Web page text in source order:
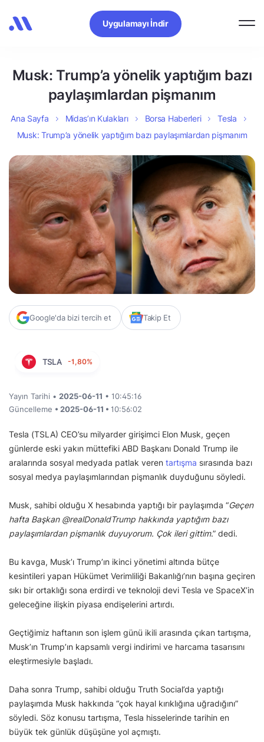
Uygulamayı İndir
Musk: Trump’a yönelik yaptığım bazı
paylaşımlardan pişmanım
Ana Sayfa Midas’ın Kulakları Borsa Haberleri
Tesla
Musk: Trump’a yönelik yaptığım bazı paylaşımlardan pişmanım
Google'da bizi tercih et Takip Et
TSLA -1,80%
Yayın Tarihi • 2025-06-11 • 10:45:16
Güncelleme • 2025-06-11 • 10:56:02
Tesla (TSLA) CEO’su milyarder girişimci Elon Musk, geçen
günlerde eski yakın müttefiki ABD Başkanı Donald Trump ile
aralarında sosyal medyada patlak veren tartışma sırasında bazı
sosyal medya paylaşımlarından pişmanlık duyduğunu söyledi.
Musk, sahibi olduğu X hesabında yaptığı bir paylaşımda “Geçen
hafta Başkan @realDonaldTrump hakkında yaptığım bazı
paylaşımlardan pişmanlık duyuyorum. Çok ileri gittim.” dedi.
Bu kavga, Musk’ı Trump’ın ikinci yönetimi altında bütçe
kesintileri yapan Hükümet Verimliliği Bakanlığı’nın başına geçiren
sıkı bir ortaklığı sona erdirdi ve teknoloji devi Tesla ve SpaceX’in
geleceğine ilişkin piyasa endişelerini artırdı.
Geçtiğimiz haftanın son işlem günü ikili arasında çıkan tartışma,
Musk’ın Trump’ın kapsamlı vergi indirimi ve harcama tasarısını
eleştirmesiyle başladı.
Daha sonra Trump, sahibi olduğu Truth Social’da yaptığı
paylaşımda Musk hakkında “çok hayal kırıklığına uğradığını”
söyledi. Söz konusu tartışma, Tesla hisselerinde tarihin en
büyük tek günlük düşüşüne yol açmıştı.